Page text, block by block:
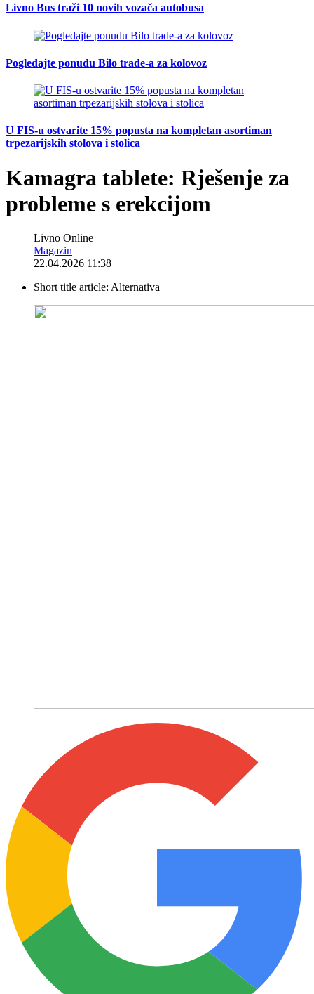
Livno Bus traži 10 novih vozača autobusa
Pogledajte ponudu Bilo trade-a za kolovoz
U FIS-u ostvarite 15% popusta na kompletan asortiman
trpezarijskih stolova i stolica
Kamagra tablete: Rješenje za
probleme s erekcijom
Livno Online
Magazin
22.04.2026 11:38
Short title article: Alternativa